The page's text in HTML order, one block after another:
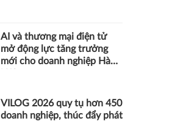
AI và thương mại điện tử
mở động lực tăng trưởng
mới cho doanh nghiệp Hà
VILOG 2026 quy tụ hơn 450
doanh nghiệp, thúc đẩy phát